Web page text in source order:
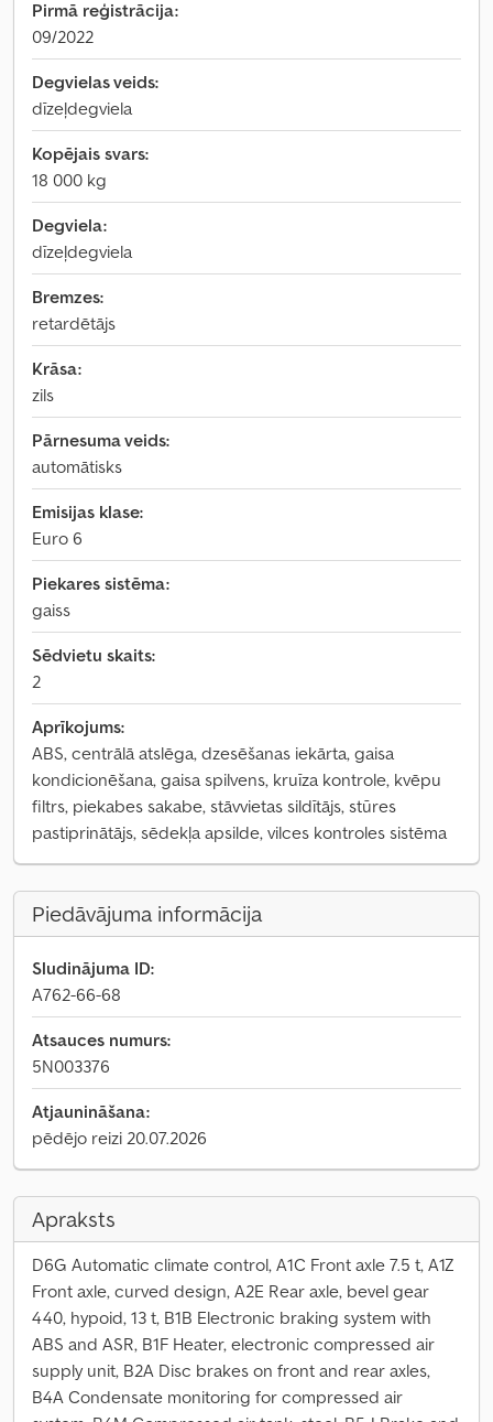
Pirmā reģistrācija:
09/2022
Degvielas veids:
dīzeļdegviela
Kopējais svars:
18 000 kg
Degviela:
dīzeļdegviela
Bremzes:
retardētājs
Krāsa:
zils
Pārnesuma veids:
automātisks
Emisijas klase:
Euro 6
Piekares sistēma:
gaiss
Sēdvietu skaits:
2
Aprīkojums:
ABS, centrālā atslēga, dzesēšanas iekārta, gaisa
kondicionēšana, gaisa spilvens, kruīza kontrole, kvēpu
filtrs, piekabes sakabe, stāvvietas sildītājs, stūres
pastiprinātājs, sēdekļa apsilde, vilces kontroles sistēma
Piedāvājuma informācija
Sludinājuma ID:
A762-66-68
Atsauces numurs:
5N003376
Atjaunināšana:
pēdējo reizi 20.07.2026
Apraksts
D6G Automatic climate control, A1C Front axle 7.5 t, A1Z
Front axle, curved design, A2E Rear axle, bevel gear
440, hypoid, 13 t, B1B Electronic braking system with
ABS and ASR, B1F Heater, electronic compressed air
supply unit, B2A Disc brakes on front and rear axles,
B4A Condensate monitoring for compressed air